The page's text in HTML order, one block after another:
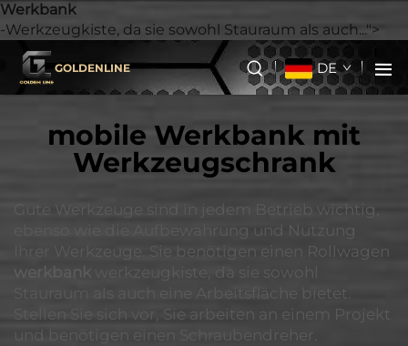
Werkbank
-Werkzeugkiste, da sie sowohl Stauraum als auch...">
GOLDENLINE DE
mobile Werkbank mit
Werkzeugschrank
Gute Werkzeuge sind in jedem Betrieb wichtig,
ebenso wie die Aufbewahrung und Nutzung
Ihrer Werkzeuge. Sie benötigen einen Rollwagen
werkbank
werkzeugkiste, da sie sowohl
Stauraum als auch eine Arbeitsfläche bietet.
Stellen Sie sich vor, Sie arbeiten an einem Projekt
und benötigen einen Schraubendreher.